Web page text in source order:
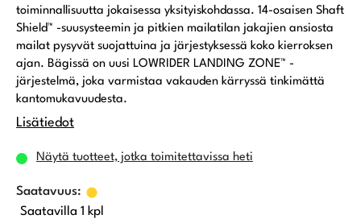
toiminnallisuutta jokaisessa yksityiskohdassa. 14-osaisen Shaft
Shield™ -suusysteemin ja pitkien mailatilan jakajien ansiosta
mailat pysyvät suojattuina ja järjestyksessä koko kierroksen
ajan. Bägissä on uusi LOWRIDER LANDING ZONE™ -
järjestelmä, joka varmistaa vakauden kärryssä tinkimättä
kantomukavuudesta.
Lisätiedot
Näytä tuotteet, jotka toimitettavissa heti
Saatavilla 1 kpl